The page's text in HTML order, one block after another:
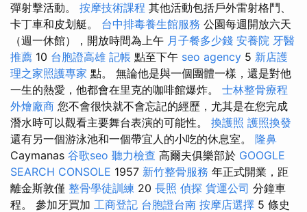
彈射擊活動。 按摩技術課程 其他活動包括戶外雷射格鬥、
卡丁車和皮划艇。 台中排毒養生館服務 公園每週開放六天
（週一休館），開放時間為上午 月子餐多少錢 安養院 牙醫
推薦 10 台胞證高雄 記帳 點至下午 seo agency 5 新店護
理之家照護專家 點。 無論他是與一個團體一樣，還是對他
一生的熱愛，他都會在里克的咖啡館爆炸。 士林整骨療程
外燴廠商 您不會很快就不會忘記的經歷，尤其是在您完成
潛水時可以觀看主要舞台表演的可能性。 換護照 護照換發
還有另一個游泳池和一個帶宜人的小吃的休息室。 隆鼻
Caymanas 谷歌seo 聽力檢查 高爾夫俱樂部於 GOOGLE
SEARCH CONSOLE 1957 新竹整骨服務 年正式開業，距
離金斯敦僅 整骨學徒訓練 20 長照 偵探 貨運公司 分鐘車
程。 參加牙買加 工商登記 台胞證台南 按摩店選擇 5 條史